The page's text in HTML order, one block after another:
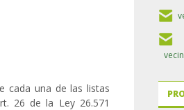
cada una de las listas
26 de la Ley 26.571